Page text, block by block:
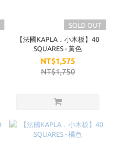
SOLD OUT
【法國KAPLA．小木板】40
SQUARES - 黃色
NT$1,575
NT$1,750